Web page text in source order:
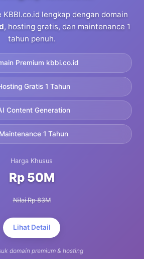
lengkap dengan domain
, hosting gratis, dan maintenance 1
tahun penuh.
Premium kbbi.co.id
Gratis 1 Tahun
Content Generation
Maintenance 1 Tahun
Harga Khusus
Rp 50M
Nilai Rp 83M
Lihat Detail
domain premium & hosting